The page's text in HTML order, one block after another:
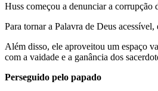
Huss começou a denunciar a corrupção
Para tornar a Palavra de Deus
Além disso, ele aproveitou um espaço
com a vaidade e a ganância dos
Perseguido pelo papado